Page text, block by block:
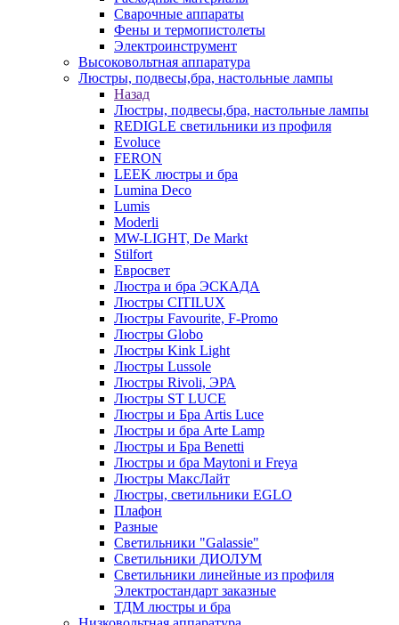
Сварочные аппараты
Фены и термопистолеты
Электроинструмент
Высоковольтная аппаратура
Люстры, подвесы,бра, настольные лампы
Назад
Люстры, подвесы,бра, настольные лампы
REDIGLE светильники из профиля
Evoluce
FERON
LEEK люстры и бра
Lumina Deco
Lumis
Moderli
MW-LIGHT, De Markt
Stilfort
Евросвет
Люстра и бра ЭСКАДА
Люстры CITILUX
Люстры Favourite, F-Promo
Люстры Globo
Люстры Kink Light
Люстры Lussole
Люстры Rivoli, ЭРА
Люстры ST LUCE
Люстры и Бра Artis Luce
Люстры и бра Arte Lamp
Люстры и Бра Benetti
Люстры и бра Maytoni и Freya
Люстры МаксЛайт
Люстры, светильники EGLO
Плафон
Разные
Светильники "Galassie"
Светильники ДИОЛУМ
Светильники линейные из профиля
Электростандарт заказные
ТДМ люстры и бра